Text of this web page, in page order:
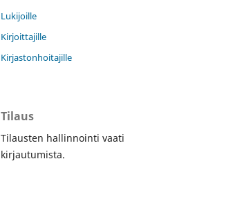
Lukijoille
Kirjoittajille
Kirjastonhoitajille
Tilaus
Tilausten hallinnointi vaati
kirjautumista.